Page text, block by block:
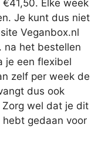
Elke week
Je kunt dus niet
Veganbox.nl
na het bestellen
je een flexibel
zelf per week de
dus ook
wel dat je dit
gedaan voor